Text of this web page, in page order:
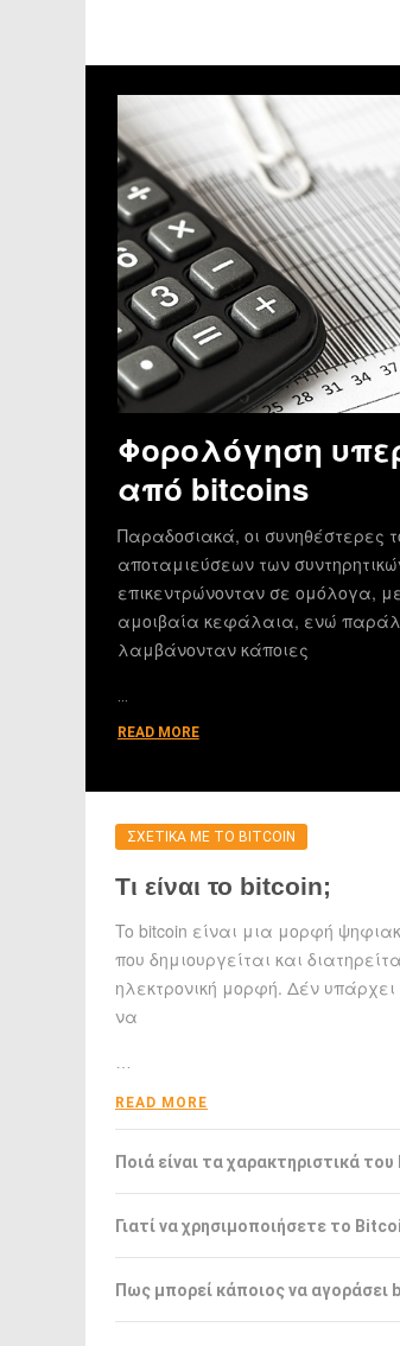
Φορολόγηση
από bitcoins
Παραδοσιακά, οι συνηθέστερες
αποταμιεύσεων των
επικεντρώνονταν σε ομόλογα,
αμοιβαία κεφάλαια, ενώ
λαμβάνονταν κάποιες
READ MORE
ΣΧΕΤΙΚΑ ΜΕ ΤΟ BITCOIN
Τι είναι το bitcoin;
To bitcoin είναι μια μορφή
που δημιουργείται και
ηλεκτρονική μορφή. Δέν υπάρχει
να
READ MORE
Ποιά είναι τα χαρακτηριστικά
Το bitcoin έχει αρκετά σημαντικά
χαρακτηριστικά που το
ελεγχόμενα-από-κυβερνήσεις
Γιατί να χρησιμοποιήσετε το
Το bitcoin είναι μια σχετικά νέα
νομίσματος, η οποία τώρα
αποδεκτή από μιά μεγάλη
Πως μπορεί κάποιος να αγοράσει
Μπορείτε να αγοράσετε bitcoin